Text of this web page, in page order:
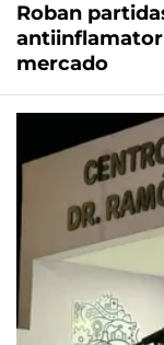
Roban
mercado